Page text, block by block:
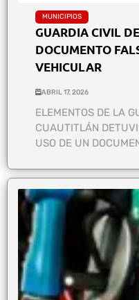
MUNICIPIOS
GUARDIA CIVIL
DOCUMENTO
VEHICULAR
ABRIL 17, 2026
ELEMENTOS DE LA
CUAUTITLÁN
USO DE UN